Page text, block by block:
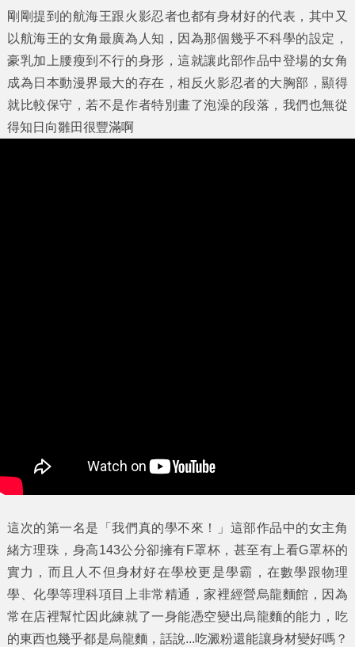
剛剛提到的航海王跟火影忍者也都有身材好的代表，其中又
以航海王的女角最廣為人知，因為那個幾乎不科學的設定，
豪乳加上腰瘦到不行的身形，這就讓此部作品中登場的女角
成為日本動漫界最大的存在，相反火影忍者的大胸部，顯得
就比較保守，若不是作者特別畫了泡澡的段落，我們也無從
得知日向雛田很豐滿啊
這次的第一名是「我們真的學不來！」這部作品中的女主角
緒方理珠，身高143公分卻擁有F罩杯，甚至有上看G罩杯的
實力，而且人不但身材好在學校更是學霸，在數學跟物理
學、化學等理科項目上非常精通，家裡經營烏龍麵館，因為
常在店裡幫忙因此練就了一身能憑空變出烏龍麵的能力，吃
的東西也幾乎都是烏龍麵，話說...吃澱粉還能讓身材變好嗎？